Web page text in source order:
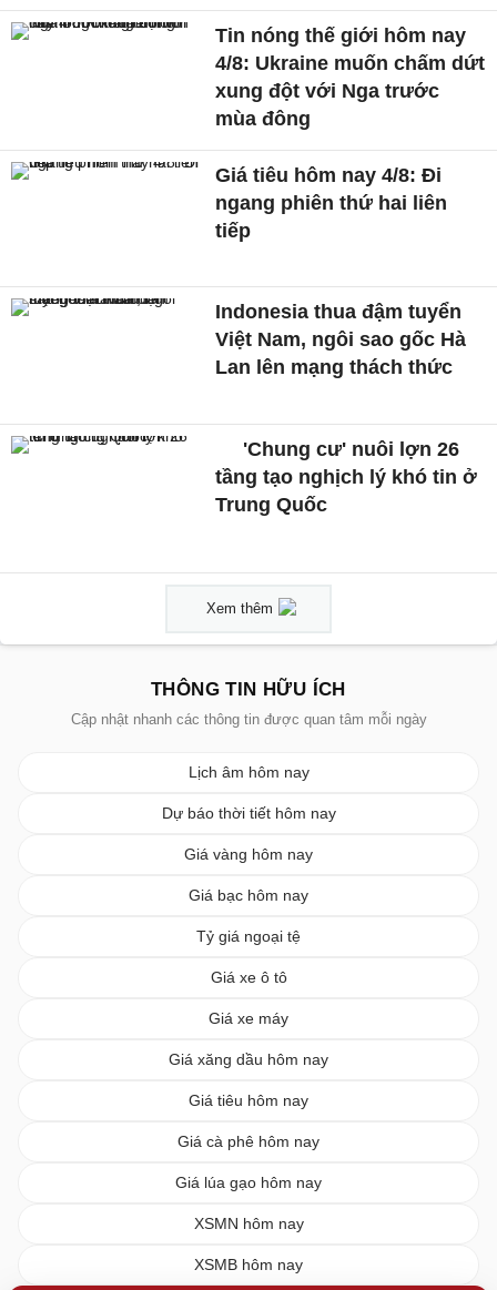
Tin nóng thế giới hôm nay
4/8: Ukraine muốn chấm dứt
xung đột với Nga trước
mùa đông
Giá tiêu hôm nay 4/8: Đi
ngang phiên thứ hai liên
tiếp
Indonesia thua đậm tuyển
Việt Nam, ngôi sao gốc Hà
Lan lên mạng thách thức
'Chung cư' nuôi lợn 26
tầng tạo nghịch lý khó tin ở
Trung Quốc
Xem thêm
THÔNG TIN HỮU ÍCH
Cập nhật nhanh các thông tin được quan tâm mỗi ngày
Lịch âm hôm nay
Dự báo thời tiết hôm nay
Giá vàng hôm nay
Giá bạc hôm nay
Tỷ giá ngoại tệ
Giá xe ô tô
Giá xe máy
Giá xăng dầu hôm nay
Giá tiêu hôm nay
Giá cà phê hôm nay
Giá lúa gạo hôm nay
XSMN hôm nay
XSMB hôm nay